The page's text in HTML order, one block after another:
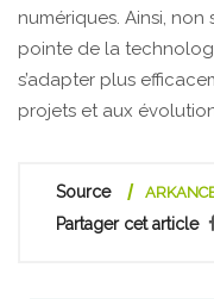
numériques. Ainsi,
pointe de la
s’adapter plus
projets et aux
Source
Partager cet article